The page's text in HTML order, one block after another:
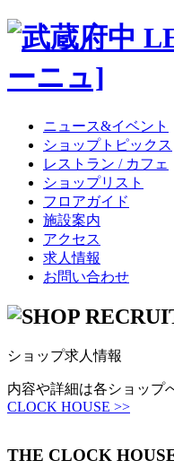
ニュース&イベント
ショップトピックス
レストラン / カフェ
ショップリスト
フロアガイド
施設案内
アクセス
求人情報
お問い合わせ
ショップ求人情報
内容や詳細は各ショップ
CLOCK HOUSE >>
THE CLOCK